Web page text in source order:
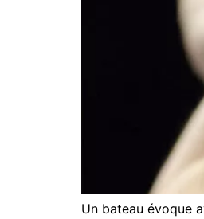
Un bateau évoque